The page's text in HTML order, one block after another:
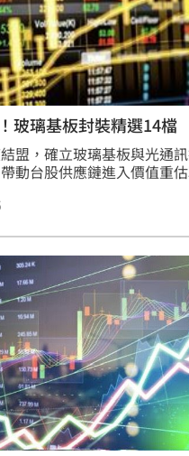
玻璃基板封裝精選14檔
盟，確立玻璃基板與光通
動台股供應鏈進入價值重
方面，聯亞、光聖等業者受
聯亞與光聖營收動能明確
績兌現。在這場AI軍備競
並成功進入國際大廠供應鏈
下的真正贏家，投資人應嚴
異，精準捕捉獲利時機。